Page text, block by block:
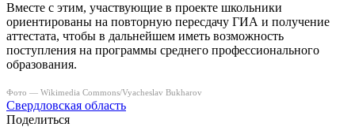
Вместе с этим, участвующие в проекте школьники
ориентированы на повторную пересдачу ГИА и получение
аттестата, чтобы в дальнейшем иметь возможность
поступления на программы среднего профессионального
образования.
Фото — Wikimedia Commons/Vyacheslav Bukharov
Свердловская область
Поделиться